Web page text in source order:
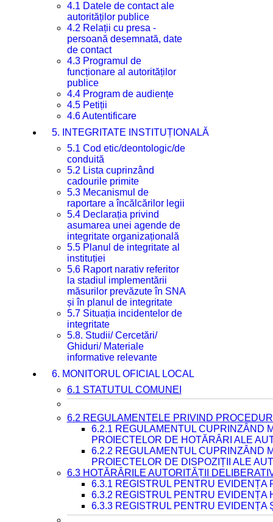
4.1 Datele de contact ale
autorităților publice
4.2 Relații cu presa -
persoană desemnată, date
de contact
4.3 Programul de
funcționare al autorităților
publice
4.4 Program de audiențe
4.5 Petiții
4.6 Autentificare
5. INTEGRITATE INSTITUȚIONALĂ
5.1 Cod etic/deontologic/de
conduită
5.2 Lista cuprinzând
cadourile primite
5.3 Mecanismul de
raportare a încălcărilor legii
5.4 Declarația privind
asumarea unei agende de
integritate organizațională
5.5 Planul de integritate al
instituției
5.6 Raport narativ referitor
la stadiul implementării
măsurilor prevăzute în SNA
și în planul de integritate
5.7 Situația incidentelor de
integritate
5.8. Studii/ Cercetări/
Ghiduri/ Materiale
informative relevante
6. MONITORUL OFICIAL LOCAL
6.1 STATUTUL COMUNEI
6.2 REGULAMENTELE PRIVIND
6.2.1 REGULAMENTUL CUPRINZÂND
PROIECTELOR DE HOTĂRÂRI ALE
6.2.2 REGULAMENTUL CUPRINZÂND
PROIECTELOR DE DISPOZIȚII ALE
6.3 HOTĂRÂRILE AUTORITĂȚII
6.3.1 REGISTRUL PENTRU EVIDENȚA
6.3.2 REGISTRUL PENTRU EVIDENȚA
6.3.3 REGISTRUL PENTRU EVIDENȚA